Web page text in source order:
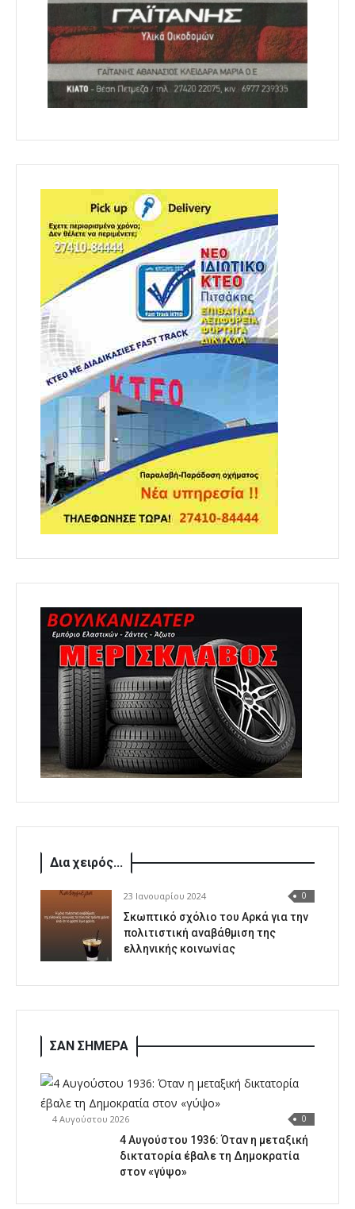
Δια χειρός...
23 Ιανουαρίου 2024 0
Σκωπτικό σχόλιο του Αρκά για την
πολιτιστική αναβάθμιση της
ελληνικής κοινωνίας
ΣΑΝ ΣΗΜΕΡΑ
4 Αυγούστου 2026 0
4 Αυγούστου 1936: Όταν η μεταξική
δικτατορία έβαλε τη Δημοκρατία
στον «γύψο»